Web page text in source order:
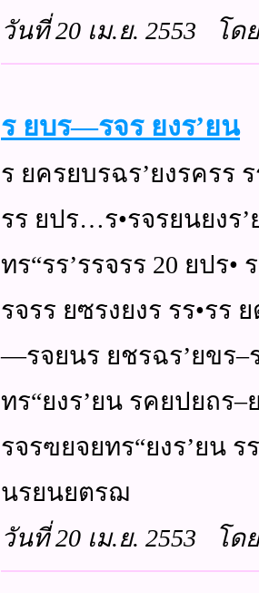
วันที่ 20 เม.ย. 2553 โดย
ร ยบร—รจร ยงร’ยน
ร ยครยบรฉร’ยงรครร ร
รร ยปร…ร•รจรยนยงร
ทร“รร’รรจรร 20 ยปร
รจรร ยซรงยงร รร•รร
—รจยนร ยชรฉร’ยขร–รฉ
ทร“ยงร’ยน รคยปยถร–
รจรฃยจยทร“ยงร’ยน ร
นรยนยตรฌ
วันที่ 20 เม.ย. 2553 โดย ร